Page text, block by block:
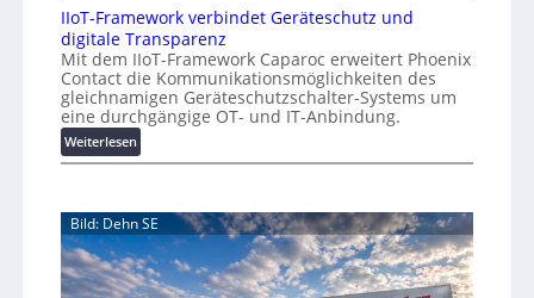
O
r
g
w
ä
c
s
w
e
t
f
a
l
l
e
h
:
T
r
e
f
f
p
n
k
t
f
ö
h
n
e
r
m
i
t
e
u
e
r
IIoT-Framework verbindet Geräteschutz und
digitale Transparenz
Mit dem IIoT-Framework Caparoc erweitert Phoenix
Contact die Kommunikationsmöglichkeiten des
gleichnamigen Geräteschutzschalter-Systems um
eine durchgängige OT- und IT-Anbindung.
Weiterlesen:
I
T
-
F
r
Bild: Dehn SE